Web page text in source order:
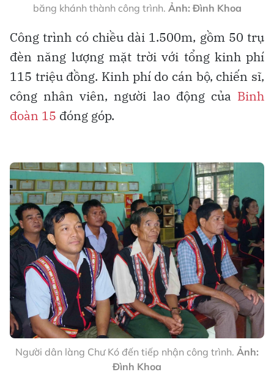
băng khánh thành công trình. Ảnh: Đình Khoa
Công trình có chiều dài 1.500m, gồm 50 trụ
đèn năng lượng mặt trời với tổng kinh phí
115 triệu đồng. Kinh phí do cán bộ, chiến sĩ,
công nhân viên, người lao động của Binh
đoàn 15 đóng góp.
Người dân làng Chư Kó đến tiếp nhận công trình. Ảnh:
Đình Khoa